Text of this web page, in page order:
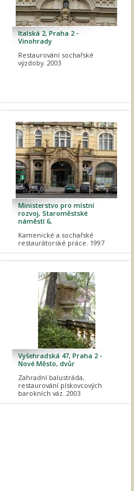
Italská 2, Praha 2 -
Vinohrady
Restaurování sochařské
výzdoby. 2003
Ministerstvo pro místní
rozvoj, Staroměstské
náměstí 6,
Kamenické a sochařské
restaurátorské práce. 1997
Vyšehradská 47, Praha 2 -
Nové Město, dvůr
Zahradní balustráda,
restaurování pískovcových
barokních váz. 2003